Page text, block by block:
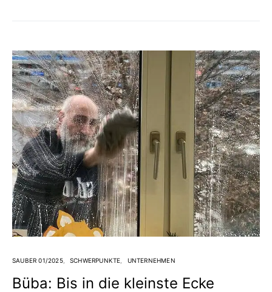
SAUBER 01/2025 SCHWERPUNKTE UNTERNEHMEN
Büba: Bis in die kleinste Ecke